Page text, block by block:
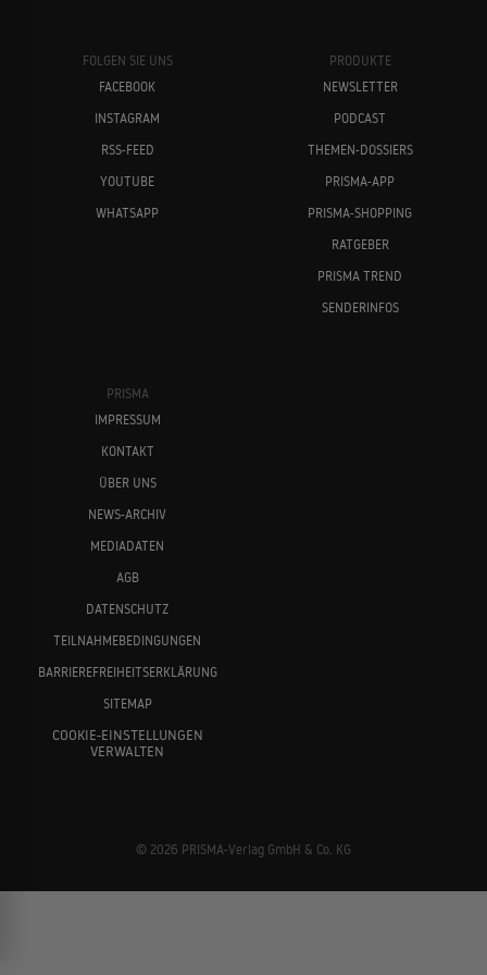
FOLGEN SIE UNS
FACEBOOK
INSTAGRAM
RSS-FEED
YOUTUBE
WHATSAPP
PRODUKTE
NEWSLETTER
PODCAST
THEMEN-DOSSIERS
PRISMA-APP
PRISMA-SHOPPING
RATGEBER
PRISMA TREND
SENDERINFOS
PRISMA
IMPRESSUM
KONTAKT
ÜBER UNS
NEWS-ARCHIV
MEDIADATEN
AGB
DATENSCHUTZ
TEILNAHMEBEDINGUNGEN
BARRIEREFREIHEITSERKLÄRUNG
SITEMAP
COOKIE-EINSTELLUNGEN
VERWALTEN
© 2026 PRISMA-Verlag GmbH & Co. KG